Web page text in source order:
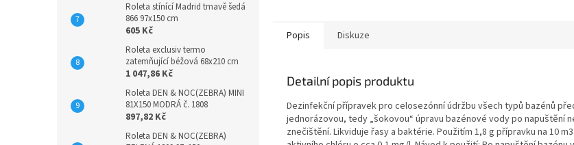
Roleta stínící Madrid tmavě šedá
866 97x150 cm
605 Kč
Roleta exclusiv termo
zatemňující béžová 68x210 cm
1 047,86 Kč
Roleta DEN & NOC(ZEBRA) MINI
81X150 MODRÁ č. 1808
897,82 Kč
Roleta DEN & NOC(ZEBRA)
Popis Diskuze
Detailní popis produktu
Dezinfekční přípravek pro celosezónní údržbu všech typů bazénů
jednorázovou, tedy „šokovou“ úpravu bazénové vody po napuštění
znečištění. Likviduje řasy a baktérie. Použitím 1,8 g přípravku na 10